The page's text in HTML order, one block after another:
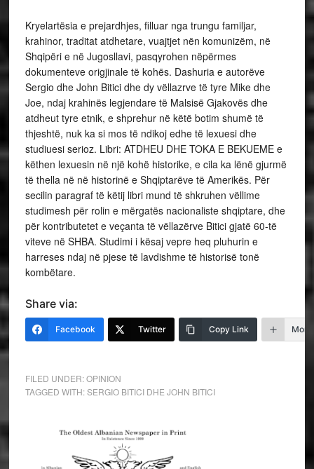
Kryelartësia e prejardhjes, filluar nga trungu familjar,
krahinor, traditat atdhetare, vuajtjet nën komunizëm, në
Shqipëri e në Jugosllavi, pasqyrohen nëpërmes
dokumenteve origjinale të kohës. Dashuria e autorëve
Sergio dhe John Bitici dhe dy vëllazrve të tyre Mike dhe
Joe, ndaj krahinës legjendare të Malsisë Gjakovës dhe
atdheut tyre etnik, e shprehur në këtë botim shumë të
thjeshtë, nuk ka si mos të ndikoj edhe të lexuesi dhe
studiuesi serioz. Libri: ATDHEU DHE TOKA E BEKUEME e
këthen lexuesin në një kohë historike, e cila ka lënë gjurmë
të thella në në historinë e Shqiptarëve të Amerikës. Për
secilin paragraf të këtij libri mund të shkruhen vëllime
studimesh për rolin e mërgatës nacionaliste shqiptare, dhe
për kontributetet e veçanta të vëllazërve Bitici gjatë 60-të
viteve në SHBA. Studimi i kësaj vepre heq pluhurin e
harreses ndaj në pjese të lavdishme të historisë tonë
kombëtare.
Share via:
Facebook Twitter Copy Link More
FILED UNDER:OPINION
TAGGED WITH:SERGIO BITICI DHE JOHN BITICI